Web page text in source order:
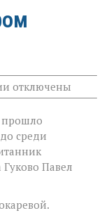
к
записи
спортивной
школы
«Прометей»
Павел
Виденин
первенства
отключены
прошло
среди
Павел